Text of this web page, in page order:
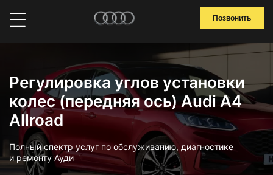
Позвонить
Регулировка углов установки
колес (передняя ось) Audi A4
Allroad
Полный спектр услуг по обслуживанию, диагностике
и ремонту Ауди